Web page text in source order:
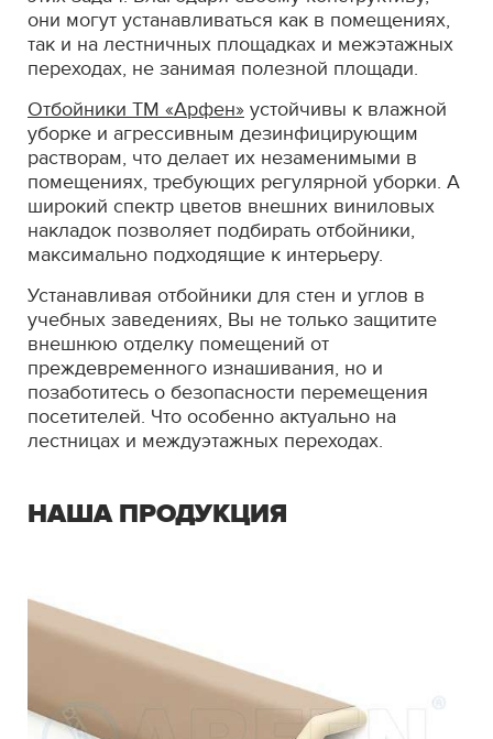
они могут устанавливаться как в помещениях,
так и на лестничных площадках и межэтажных
переходах, не занимая полезной площади.
Отбойники ТМ «Арфен» устойчивы к влажной
уборке и агрессивным дезинфицирующим
растворам, что делает их незаменимыми в
помещениях, требующих регулярной уборки. А
широкий спектр цветов внешних виниловых
накладок позволяет подбирать отбойники,
максимально подходящие к интерьеру.
Устанавливая отбойники для стен и углов в
учебных заведениях, Вы не только защитите
внешнюю отделку помещений от
преждевременного изнашивания, но и
позаботитесь о безопасности перемещения
посетителей. Что особенно актуально на
лестницах и междуэтажных переходах.
НАША ПРОДУКЦИЯ